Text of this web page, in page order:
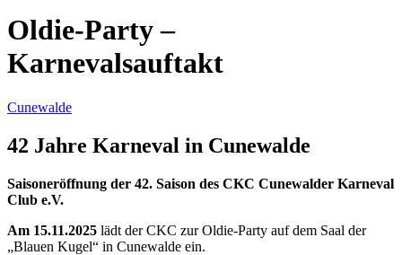
Oldie-Party –
Karnevalsauftakt
Cunewalde
42 Jahre Karneval in Cunewalde
Saisoneröffnung der 42. Saison des CKC Cunewalder Karneval
Club e.V.
Am 15.11.2025 lädt der CKC zur Oldie-Party auf dem Saal der
„Blauen Kugel“ in Cunewalde ein.